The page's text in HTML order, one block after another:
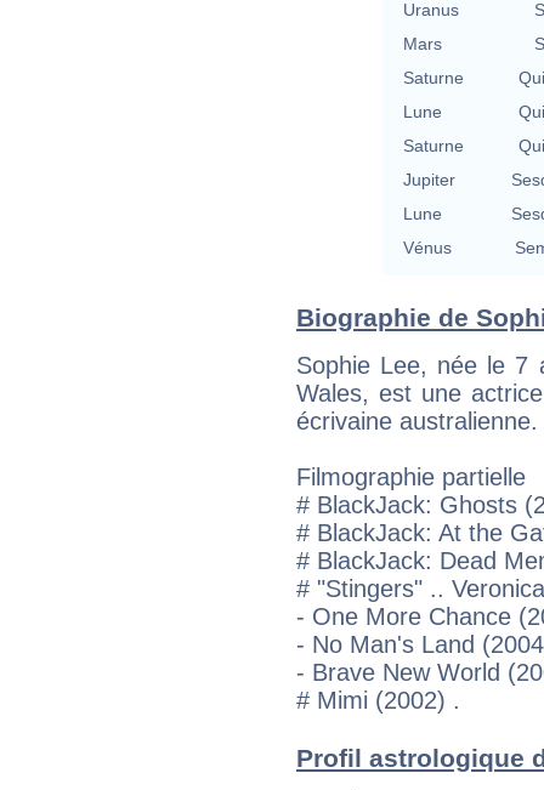
Uranus
Mars
Saturne
Lune
Saturne
Jupiter
Lune
Vénus
Biographie de
Sophie Lee, née le 7
Wales, est une
écrivaine australienne.
Filmographie partielle
# BlackJack: Ghosts
# BlackJack: At the
# BlackJack: Dead
# "Stingers" ..
- One More Chance
- No Man's Land
- Brave New World
# Mimi (2002) .
Profil astrologique